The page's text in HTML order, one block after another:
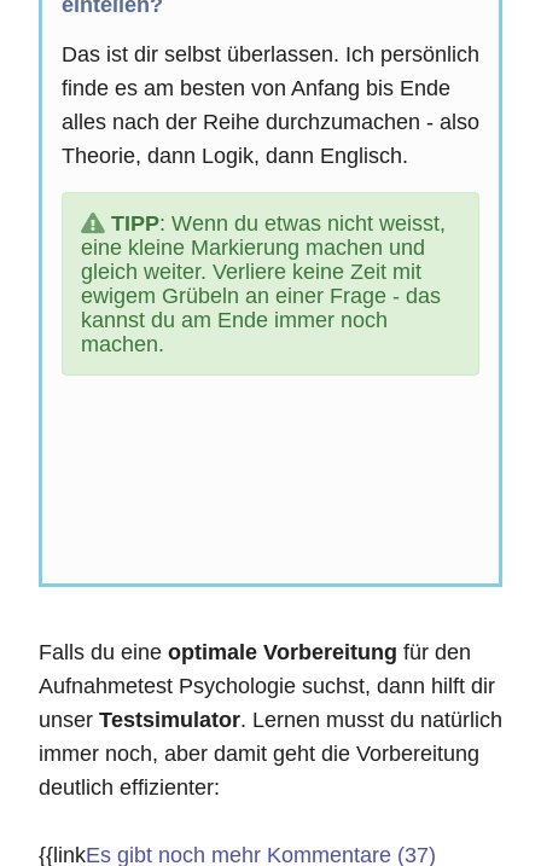
Das ist dir selbst überlassen. Ich persönlich
finde es am besten von Anfang bis Ende
alles nach der Reihe durchzumachen - also
Theorie, dann Logik, dann Englisch.
TIPP: Wenn du etwas nicht weisst,
eine kleine Markierung machen und
gleich weiter. Verliere keine Zeit mit
ewigem Grübeln an einer Frage - das
kannst du am Ende immer noch
machen.
Falls du eine optimale Vorbereitung für den
Aufnahmetest Psychologie suchst, dann hilft dir
unser Testsimulator. Lernen musst du natürlich
immer noch, aber damit geht die Vorbereitung
deutlich effizienter:
{{linkEs gibt noch mehr Kommentare (37)